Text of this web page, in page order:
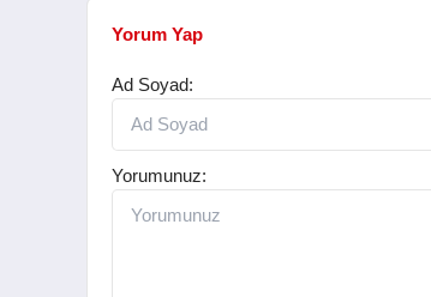
Yorum Yap
Ad Soyad:
Yorumunuz: